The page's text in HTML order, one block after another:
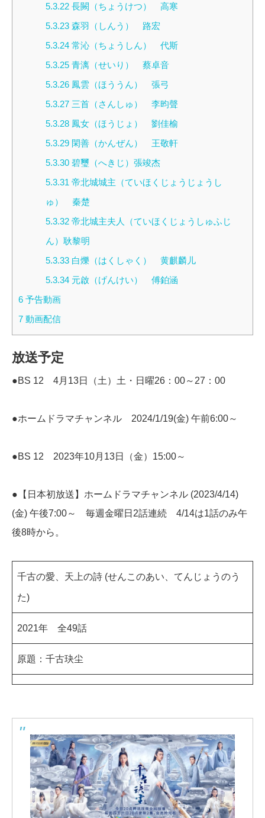
5.3.22長闕（ちょうけつ） 高寒
5.3.23森羽（しんう） 路宏
5.3.24常沁（ちょうしん） 代斯
5.3.25青漓（せいり） 蔡卓音
5.3.26鳳雲（ほううん） 張弓
5.3.27三首（さんしゅ） 李昀聲
5.3.28鳳女（ほうじょ） 劉佳榆
5.3.29閑善（かんぜん） 王敬軒
5.3.30碧璽（へきじ）張竣杰
5.3.31 帝北城城主（ていほくじょうじょうし
ゅ） 秦楚
5.3.32帝北城主夫人（ていほくじょうしゅふじ
ん）耿黎明
5.3.33白爍（はくしゃく） 黄麒麟儿
5.3.34元啟（げんけい） 傅鉑涵
6 予告動画
7 動画配信
放送予定
●BS 12 4月13日（土）土・日曜26：00～27：00
●ホームドラマチャンネル 2024/1/19(金) 午前6:00～
●BS 12 2023年10月13日（金）15:00～
●【日本初放送】ホームドラマチャンネル (2023/4/14)
(金) 午後7:00～ 毎週金曜日2話連続 4/14は1話のみ午
後8時から。
千古の愛、天上の詩 (せんこのあい、てんじょうのう
た)
2021年 全49話
原題：千古玦尘